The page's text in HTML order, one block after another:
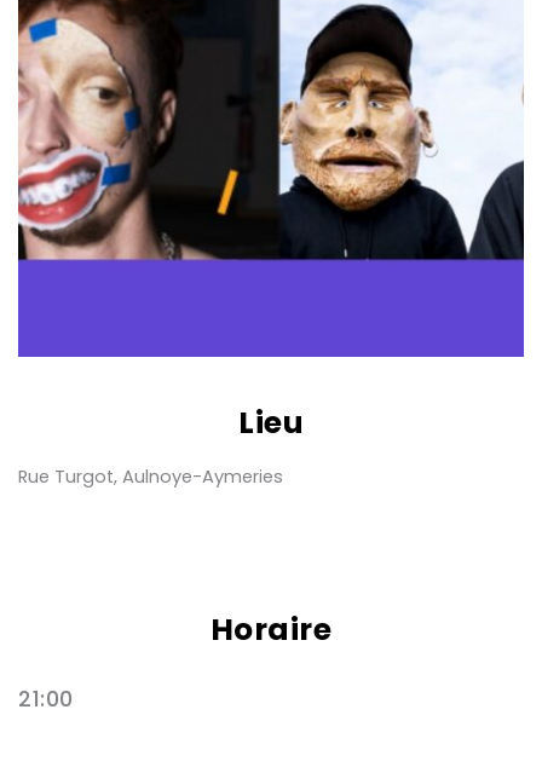
Lieu
Rue Turgot, Aulnoye-Aymeries
Horaire
21:00